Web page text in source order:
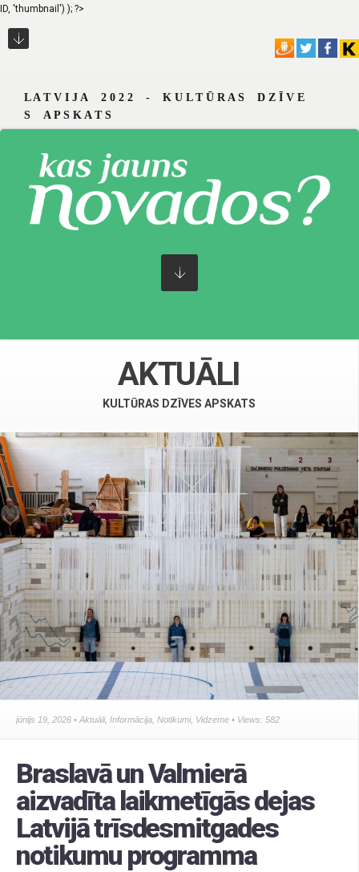
ID, 'thumbnail') ); ?>
L A T V I J A 2 0 2 2 - K U L T Ū R A S D Z Ī V E
S A P S K A T S
AKTUĀLI
KULTŪRAS DZĪVES APSKATS
jūnijs 19, 2026 • Aktuāli, Informācija Notikumi, Vidzeme • Views: 582
Braslavā un Valmierā
aizvadīta laikmetīgās dejas
Latvijā trīsdesmitgades
notikumu programma